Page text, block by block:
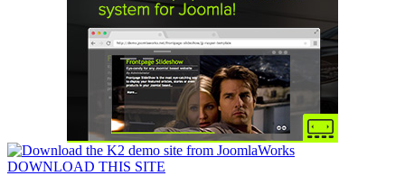
DOWNLOAD THIS SITE